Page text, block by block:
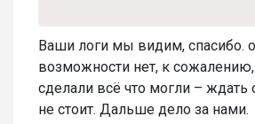
Ваши логи мы видим, спасибо.
возможности нет, к
сделали всё что могли – ждать
не стоит. Дальше дело за нами.